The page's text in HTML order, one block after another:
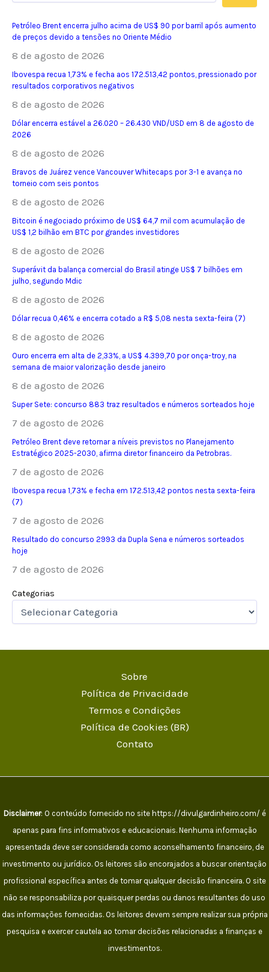
Petróleo Brent encerra julho acima de US$ 90 por barril após aumento
de preços devido a tensões no Oriente Médio
8 de agosto de 2026
Ibovespa recua 1,73% e fecha aos 172.513,42 pontos, pressionado por
resultados corporativos negativos
8 de agosto de 2026
Dólar encerra estável a 26.020 – 26.430 VND/USD em 8 de agosto de
2026
8 de agosto de 2026
Bravos de Juárez vence Vancouver Whitecaps por 3-1 e avança no
torneio com seis pontos
8 de agosto de 2026
Bitcoin é negociado próximo de US$ 64,7 mil com acumulação de
US$ 1,2 bilhão em BTC por grandes investidores
8 de agosto de 2026
Superávit da balança comercial do Brasil atinge US$ 7 bilhões em
julho, segundo Mdic
8 de agosto de 2026
Dólar recua 0,46% e encerra cotado a R$ 5,08 nesta sexta-feira (7)
8 de agosto de 2026
Ouro encerra em alta de 2,33%, a US$ 4.399,70 por onça-troy, na
semana de maior valorização desde janeiro
8 de agosto de 2026
Super Sete: concurso 883 traz resultados e números sorteados hoje
7 de agosto de 2026
Petróleo Brent deve retornar a níveis previstos no Planejamento
Estratégico 2025-2030, afirma diretor financeiro da Petrobras.
7 de agosto de 2026
Ibovespa recua 1,73% e fecha em 172.513,42 pontos nesta sexta-feira
(7)
7 de agosto de 2026
Resultado do concurso 2993 da Dupla Sena e números sorteados
hoje
7 de agosto de 2026
Categorias
Sobre
Política de Privacidade
Termos e Condições
Política de Cookies (BR)
Contato
Disclaimer: O conteúdo fornecido no site https://divulgardinheiro.com/ é
apenas para fins informativos e educacionais. Nenhuma informação
apresentada deve ser considerada como aconselhamento financeiro, de
investimento ou jurídico. Os leitores são encorajados a buscar orientação
profissional específica antes de tomar qualquer decisão financeira. O site
não se responsabiliza por quaisquer perdas ou danos resultantes do uso
das informações fornecidas. Os leitores devem sempre realizar sua própria
pesquisa e exercer cautela ao tomar decisões relacionadas a finanças e
investimentos.